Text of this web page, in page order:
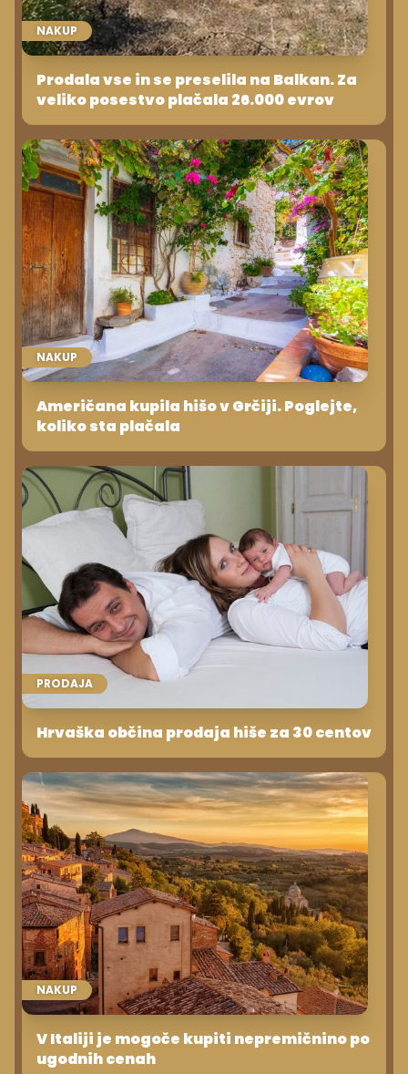
NAKUP
Prodala vse in se preselila na Balkan. Za
veliko posestvo plačala 26.000 evrov
NAKUP
Američana kupila hišo v Grčiji. Poglejte,
koliko sta plačala
PRODAJA
Hrvaška občina prodaja hiše za 30 centov
NAKUP
V Italiji je mogoče kupiti nepremičnino po
ugodnih cenah